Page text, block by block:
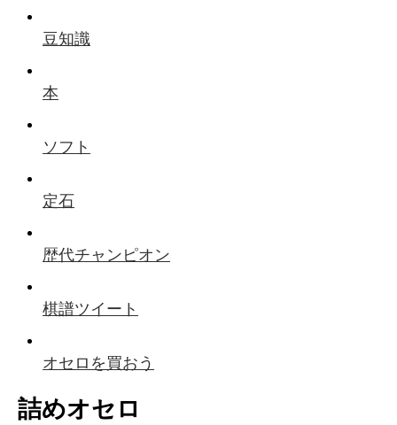
豆知識
本
ソフト
定石
歴代チャンピオン
棋譜ツイート
オセロを買おう
詰めオセロ